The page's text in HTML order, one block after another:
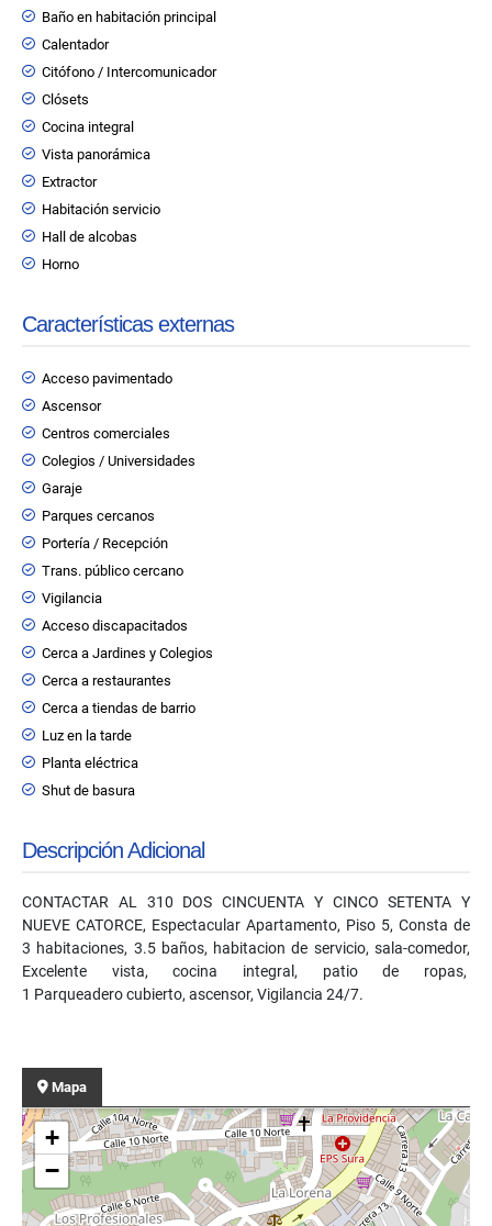
Baño en habitación principal
Calentador
Citófono / Intercomunicador
Clósets
Cocina integral
Vista panorámica
Extractor
Habitación servicio
Hall de alcobas
Horno
Características externas
Acceso pavimentado
Ascensor
Centros comerciales
Colegios / Universidades
Garaje
Parques cercanos
Portería / Recepción
Trans. público cercano
Vigilancia
Acceso discapacitados
Cerca a Jardines y Colegios
Cerca a restaurantes
Cerca a tiendas de barrio
Luz en la tarde
Planta eléctrica
Shut de basura
Descripción Adicional
CONTACTAR AL 310 DOS CINCUENTA Y CINCO SETENTA Y
NUEVE CATORCE, Espectacular Apartamento, Piso 5, Consta de
3 habitaciones, 3.5 baños, habitacion de servicio, sala-comedor,
Excelente vista, cocina integral, patio de ropas,
1 Parqueadero cubierto, ascensor, Vigilancia 24/7.
Mapa
+
−